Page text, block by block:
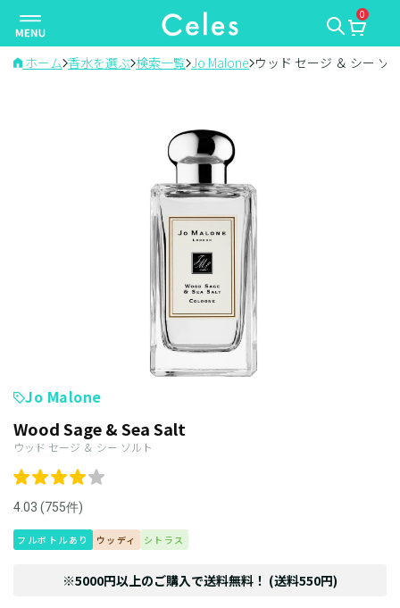
ナ
ビ
ゲ
0
ホーム 香水を選ぶ 検索一覧 Jo Malone ウッド セージ ＆ シー ソ
Jo Malone
Wood Sage & Sea Salt
ウッド セージ ＆ シー ソルト
4.03 (755件)
フルボトルあり ウッディ シトラス
※5000円以上のご購入で送料無料！ (送料550円)